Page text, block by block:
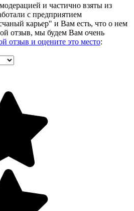
и частично взяты из
с предприятием
карьер" и Вам есть, что о нем
отзыв, мы будем Вам очень
отзыв и оцените это место: